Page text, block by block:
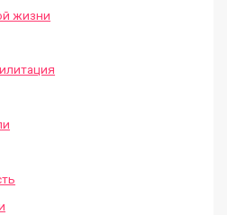
жизни